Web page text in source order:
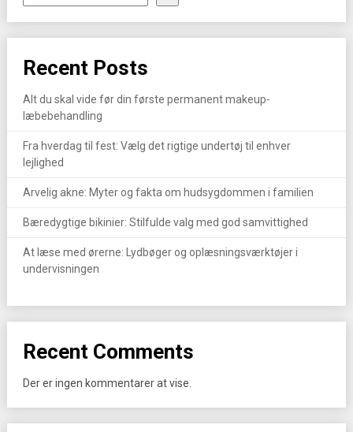
Recent Posts
Alt du skal vide før din første permanent makeup-
læbebehandling
Fra hverdag til fest: Vælg det rigtige undertøj til enhver
lejlighed
Arvelig akne: Myter og fakta om hudsygdommen i familien
Bæredygtige bikinier: Stilfulde valg med god samvittighed
At læse med ørerne: Lydbøger og oplæsningsværktøjer i
undervisningen
Recent Comments
Der er ingen kommentarer at vise.